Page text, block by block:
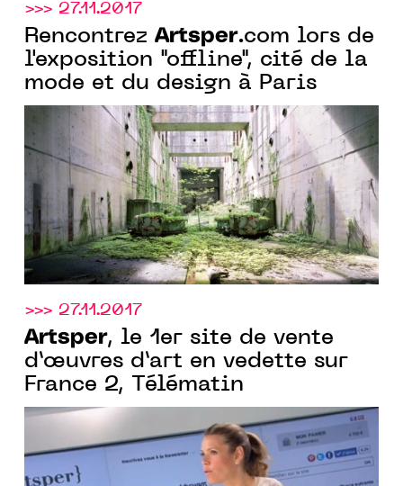
>>> 27.11.2017
Rencontrez Artsper.com lors de
l'exposition "offline", cité de la
mode et du design à Paris
>>> 27.11.2017
Artsper, le 1er site de vente
d’œuvres d’art en vedette sur
France 2, Télématin